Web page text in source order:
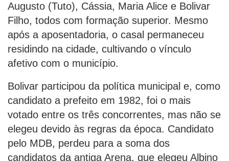
Augusto (Tuto), Cássia, Maria Alice e Bolivar
Filho, todos com formação superior. Mesmo
após a aposentadoria, o casal permaneceu
residindo na cidade, cultivando o vínculo
afetivo com o município.
Bolivar participou da política municipal e, como
candidato a prefeito em 1982, foi o mais
votado entre os três concorrentes, mas não se
elegeu devido às regras da época. Candidato
pelo MDB, perdeu para a soma dos
candidatos da antiga Arena, que elegeu Albino